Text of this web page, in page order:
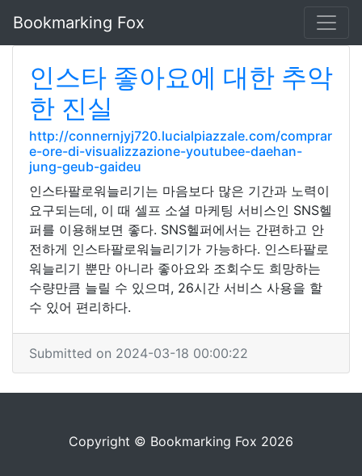
Bookmarking Fox
인스타 좋아요에 대한 추악
한 진실
http://connernjyj720.lucialpiazzale.com/comprar
e-ore-di-visualizzazione-youtubee-daehan-
jung-geub-gaideu
인스타팔로워늘리기는 마음보다 많은 기간과 노력이
요구되는데, 이 때 셀프 소셜 마케팅 서비스인 SNS헬
퍼를 이용해보면 좋다. SNS헬퍼에서는 간편하고 안
전하게 인스타팔로워늘리기가 가능하다. 인스타팔로
워늘리기 뿐만 아니라 좋아요와 조회수도 희망하는
수량만큼 늘릴 수 있으며, 26시간 서비스 사용을 할
수 있어 편리하다.
Submitted on 2024-03-18 00:00:22
Copyright © Bookmarking Fox 2026